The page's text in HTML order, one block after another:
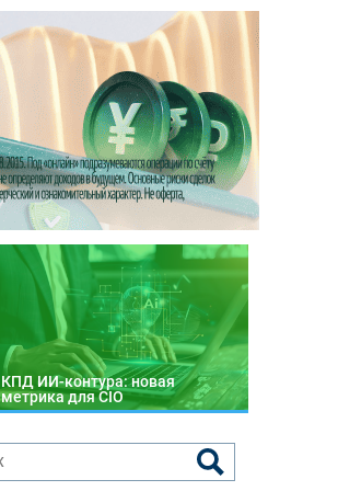
КПД ИИ-контура: новая
метрика для CIO